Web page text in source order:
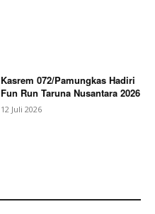
Kasrem 072/Pamungkas Hadiri
Fun Run Taruna Nusantara 2026
12 Juli 2026